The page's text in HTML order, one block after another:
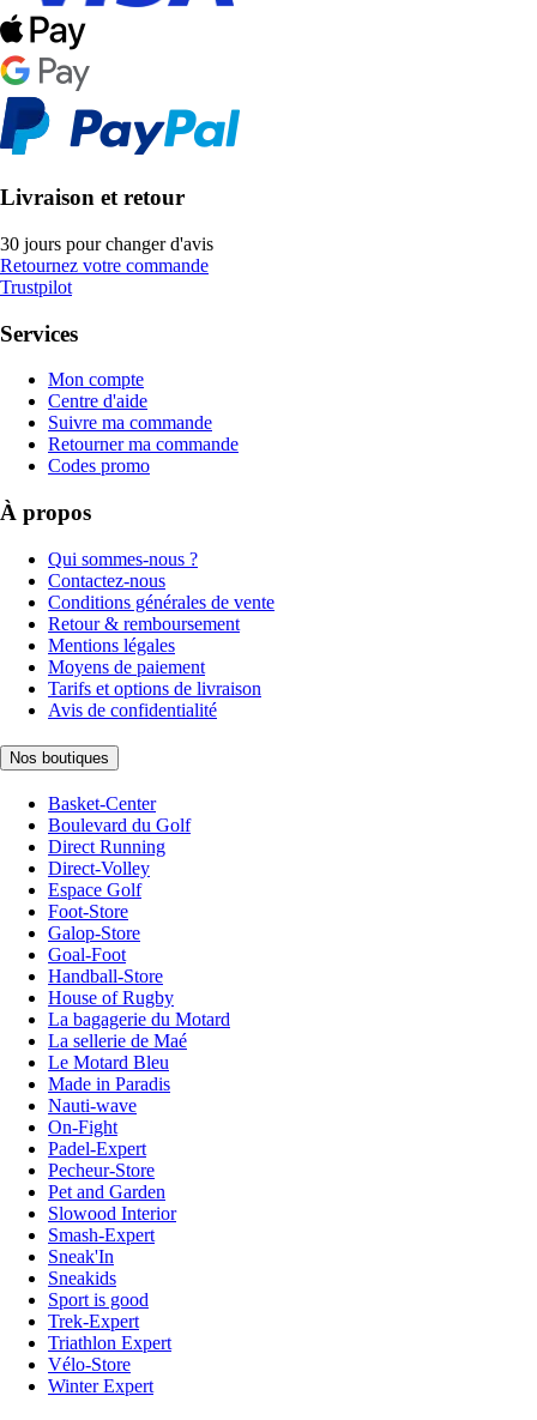
Livraison et retour
30 jours pour changer d'avis
Retournez votre commande
Trustpilot
Services
Mon compte
Centre d'aide
Suivre ma commande
Retourner ma commande
Codes promo
À propos
Qui sommes-nous ?
Contactez-nous
Conditions générales de vente
Retour & remboursement
Mentions légales
Moyens de paiement
Tarifs et options de livraison
Avis de confidentialité
Nos boutiques
Basket-Center
Boulevard du Golf
Direct Running
Direct-Volley
Espace Golf
Foot-Store
Galop-Store
Goal-Foot
Handball-Store
House of Rugby
La bagagerie du Motard
La sellerie de Maé
Le Motard Bleu
Made in Paradis
Nauti-wave
On-Fight
Padel-Expert
Pecheur-Store
Pet and Garden
Slowood Interior
Smash-Expert
Sneak'In
Sneakids
Sport is good
Trek-Expert
Triathlon Expert
Vélo-Store
Winter Expert